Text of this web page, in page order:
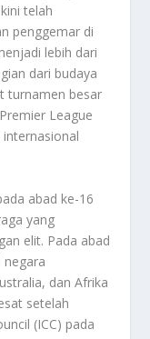
telah
penggemar di
lebih dari
dari budaya
turnamen besar
League
abad ke-16
yang
elit. Pada abad
negara
dan Afrika
setelah
(ICC) pada